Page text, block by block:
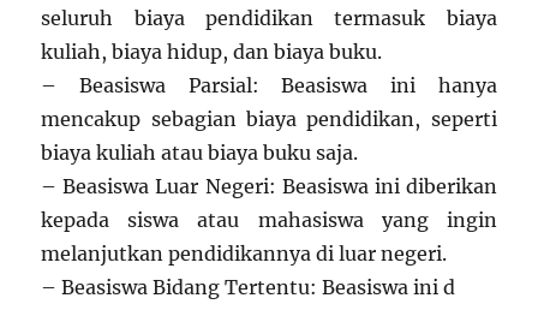
seluruh biaya pendidikan termasuk biaya
kuliah, biaya hidup, dan biaya buku.
– Beasiswa Parsial: Beasiswa ini hanya
mencakup sebagian biaya pendidikan, seperti
biaya kuliah atau biaya buku saja.
– Beasiswa Luar Negeri: Beasiswa ini diberikan
kepada siswa atau mahasiswa yang ingin
melanjutkan pendidikannya di luar negeri.
– Beasiswa Bidang Tertentu: Beasiswa ini d